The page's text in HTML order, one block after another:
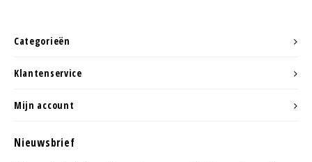
Categorieën
Klantenservice
Mijn account
Nieuwsbrief